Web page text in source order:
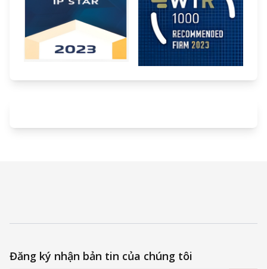
Đăng ký nhận bản tin của chúng tôi